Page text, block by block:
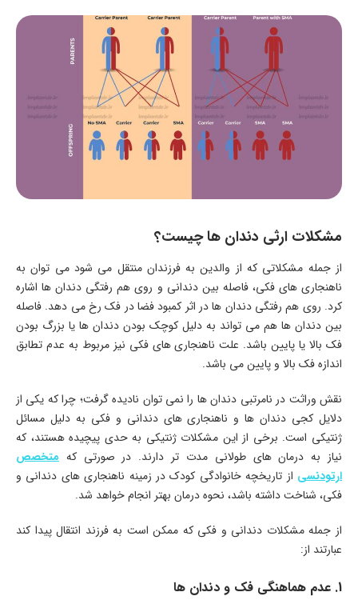
مشکلات ارثی دندان ‌ها چیست؟
از جمله مشکلاتی که از والدین به فرزندان منتقل می شود می توان به
ناهنجاری های فکی، فاصله بین دندانی و روی هم رفتگی دندان ها اشاره
کرد. روی هم رفتگی دندان ها در اثر کمبود فضا در فک رخ می دهد. فاصله
بین دندان ها هم می تواند به دلیل کوچک بودن دندان ها یا بزرگ بودن
فک بالا یا پایین باشد. علت ناهنجاری های فکی نیز مربوط به عدم تطابق
اندازه فک بالا و پایین می باشد.
نقش وراثت در نامرتبی دندان ها را نمی توان نادیده گرفت؛ چرا که یکی از
دلایل کجی دندان ها و ناهنجاری های دندانی و فکی به دلیل مسائل
ژنتیکی است. برخی از این مشکلات ژنتیکی به حدی پیچیده هستند، که
نیاز به درمان های طولانی مدت تر دارند. در صورتی که متخصص
ارتودنسی از تاریخچه خانوادگی کودک در زمینه ناهنجاری های دندانی و
فکی، شناخت داشته باشد، نحوه درمان بهتر انجام خواهد شد.
از جمله مشکلات دندانی و فکی که ممکن است به فرزند انتقال پیدا کند
عبارتند از:
1. عدم هماهنگی فک و دندان ها